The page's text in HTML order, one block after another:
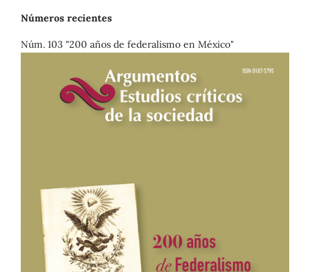
Números recientes
Núm. 103 "200 años de federalismo en México"